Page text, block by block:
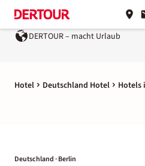
DERTOUR – macht Urlaub
Hotel Deutschland Hotel Hotels
Deutschland · Berlin